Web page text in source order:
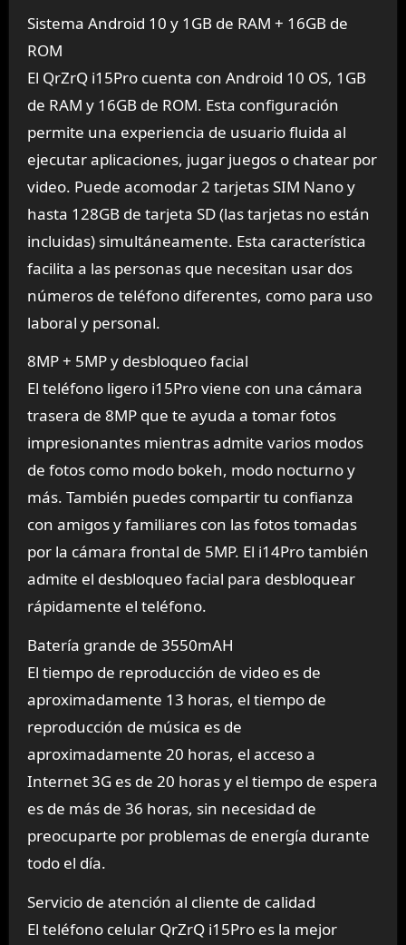
Sistema Android 10 y 1GB de RAM + 16GB de
ROM
El QrZrQ i15Pro cuenta con Android 10 OS, 1GB
de RAM y 16GB de ROM. Esta configuración
permite una experiencia de usuario fluida al
ejecutar aplicaciones, jugar juegos o chatear por
video. Puede acomodar 2 tarjetas SIM Nano y
hasta 128GB de tarjeta SD (las tarjetas no están
incluidas) simultáneamente. Esta característica
facilita a las personas que necesitan usar dos
números de teléfono diferentes, como para uso
laboral y personal.
8MP + 5MP y desbloqueo facial
El teléfono ligero i15Pro viene con una cámara
trasera de 8MP que te ayuda a tomar fotos
impresionantes mientras admite varios modos
de fotos como modo bokeh, modo nocturno y
más. También puedes compartir tu confianza
con amigos y familiares con las fotos tomadas
por la cámara frontal de 5MP. El i14Pro también
admite el desbloqueo facial para desbloquear
rápidamente el teléfono.
Batería grande de 3550mAH
El tiempo de reproducción de video es de
aproximadamente 13 horas, el tiempo de
reproducción de música es de
aproximadamente 20 horas, el acceso a
Internet 3G es de 20 horas y el tiempo de espera
es de más de 36 horas, sin necesidad de
preocuparte por problemas de energía durante
todo el día.
Servicio de atención al cliente de calidad
El teléfono celular QrZrQ i15Pro es la mejor